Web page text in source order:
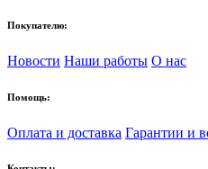
Покупателю:
Новости Наши работы О нас
Помощь:
Оплата и доставка Гарантии и